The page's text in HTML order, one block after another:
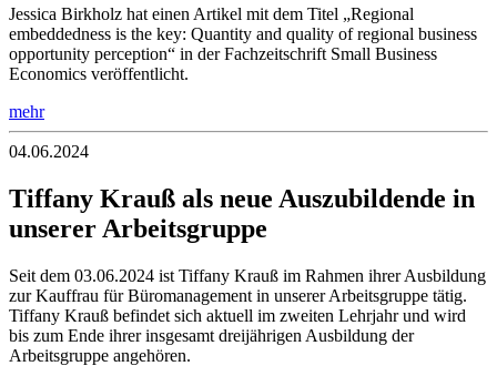
Jessica Birkholz hat einen Artikel mit dem Titel „Regional
embeddedness is the key: Quantity and quality of regional business
opportunity perception“ in der Fachzeitschrift Small Business
Economics veröffentlicht.
mehr
04.06.2024
Tiffany Krauß als neue Auszubildende in
unserer Arbeitsgruppe
Seit dem 03.06.2024 ist Tiffany Krauß im Rahmen ihrer Ausbildung
zur Kauffrau für Büromanagement in unserer Arbeitsgruppe tätig.
Tiffany Krauß befindet sich aktuell im zweiten Lehrjahr und wird
bis zum Ende ihrer insgesamt dreijährigen Ausbildung der
Arbeitsgruppe angehören.